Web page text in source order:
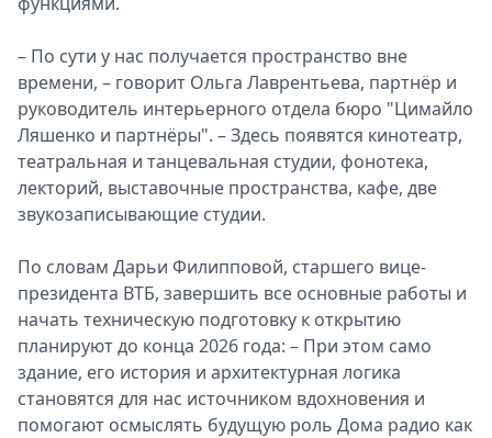
– По сути у нас получается пространство вне
времени, – говорит Ольга Лаврентьева, партнёр и
руководитель интерьерного отдела бюро "Цимайло
Ляшенко и партнёры". – Здесь появятся кинотеатр,
театральная и танцевальная студии, фонотека,
лекторий, выставочные пространства, кафе, две
звукозаписывающие студии.
По словам Дарьи Филипповой, старшего вице-
президента ВТБ, завершить все основные работы и
начать техническую подготовку к открытию
планируют до конца 2026 года: – При этом само
здание, его история и архитектурная логика
становятся для нас источником вдохновения и
помогают осмыслять будущую роль Дома радио как